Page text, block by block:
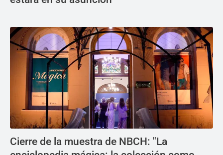
Cierre de la muestra de NBCH: "La